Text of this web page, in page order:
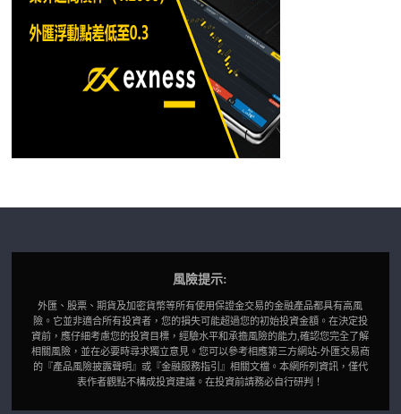
風險提示:
外匯、股票、期貨及加密貨幣等所有使用保證金交易的金融產品都具有高風
險。它並非適合所有投資者，您的損失可能超過您的初始投資金額。在決定投
資前，應仔細考慮您的投資目標，經驗水平和承擔風險的能力,確認您完全了解
相關風險，並在必要時尋求獨立意見。您可以參考相應第三方網站-外匯交易商
的『產品風險披露聲明』或『金融服務指引』相關文檔。本網所列資訊，僅代
表作者觀點不構成投資建議。在投資前請務必自行研判！